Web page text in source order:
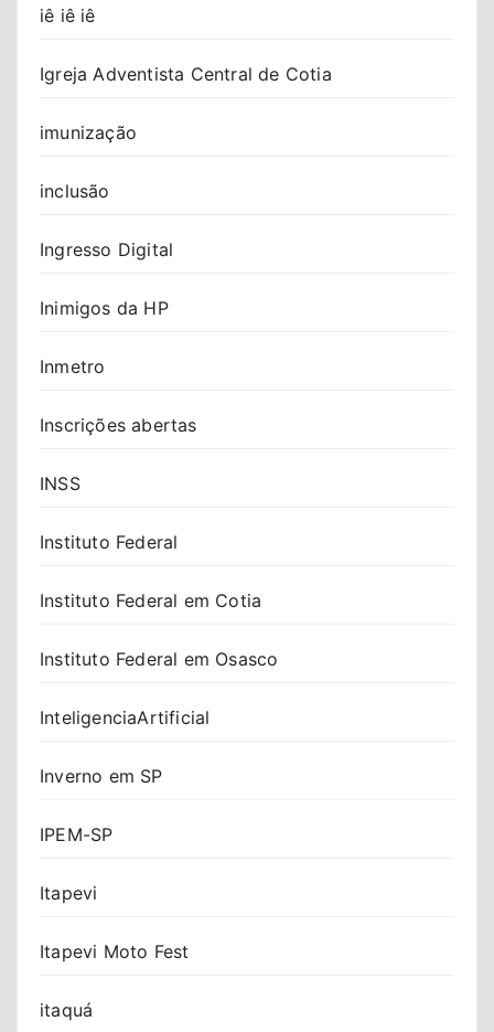
iê iê iê
Igreja Adventista Central de Cotia
imunização
inclusão
Ingresso Digital
Inimigos da HP
Inmetro
Inscrições abertas
INSS
Instituto Federal
Instituto Federal em Cotia
Instituto Federal em Osasco
InteligenciaArtificial
Inverno em SP
IPEM-SP
Itapevi
Itapevi Moto Fest
itaquá